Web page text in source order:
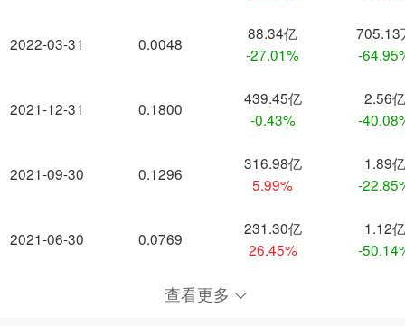
2022-03-31
2021-12-31
2021-09-30
2021-06-30
0.0048
88.34亿
-27.01%
705.13
-
0.1800
439.45亿
-0.43%
2.56亿
-
0.1296
316.98亿
5.99%
1.89亿
-
0.0769
231.30亿
26.45%
1.12亿
-
查看更多